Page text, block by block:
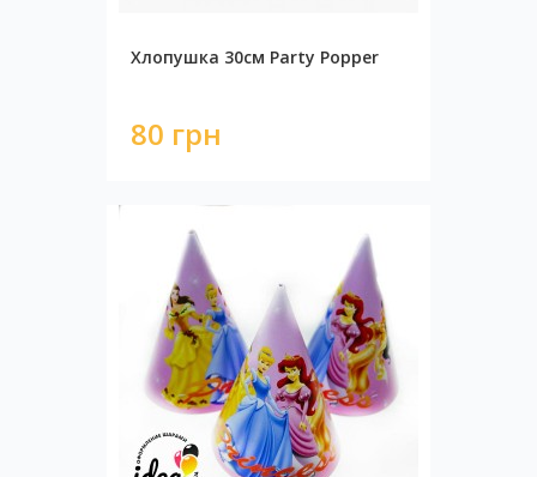
Хлопушка 30см Party Popper
80 грн